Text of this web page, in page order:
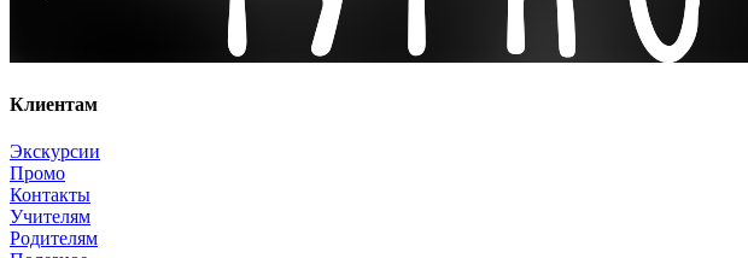
Клиентам
Экскурсии
Промо
Контакты
Учителям
Родителям